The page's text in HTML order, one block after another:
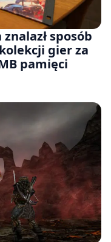
sposób
gier za
pamięci